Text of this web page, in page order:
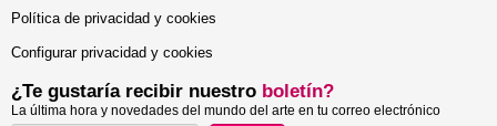
Política de privacidad y cookies
Configurar privacidad y cookies
¿Te gustaría recibir nuestro boletín?
La última hora y novedades del mundo del arte en tu correo electrónico